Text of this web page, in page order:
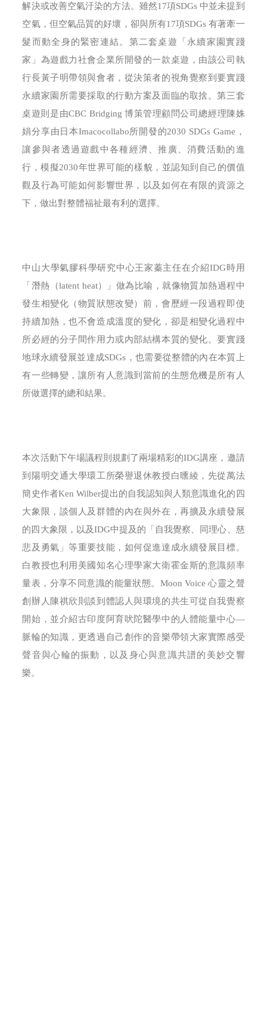
解決或改善空氣汙染的方法。雖然17項SDGs 中並未提到
空氣，但空氣品質的好壞，卻與所有17項SDGs 有著牽一
髮而動全身的緊密連結。第二套桌遊「永續家園實踐
家」為遊戲力社會企業所開發的一款桌遊，由該公司執
行長黃子明帶領與會者，從決策者的視角覺察到要實踐
永續家園所需要採取的行動方案及面臨的取捨。第三套
桌遊則是由CBC Bridging 博策管理顧問公司總經理陳姝
娟分享由日本Imacocollabo所開發的2030 SDGs Game，
讓參與者透過遊戲中各種經濟、推廣、消費活動的進
行，模擬2030年世界可能的樣貌，並認知到自己的價值
觀及行為可能如何影響世界，以及如何在有限的資源之
下，做出對整體福祉最有利的選擇。
中山大學氣膠科學研究中心王家蓁主任在介紹IDG時用
「潛熱（latent heat）」做為比喻，就像物質加熱過程中
發生相變化（物質狀態改變）前，會歷經一段過程即使
持續加熱，也不會造成溫度的變化，卻是相變化過程中
所必經的分子間作用力或內部結構本質的變化。要實踐
地球永續發展並達成SDGs，也需要從整體的內在本質上
有一些轉變，讓所有人意識到當前的生態危機是所有人
所做選擇的總和結果。
本次活動下午場議程則規劃了兩場精彩的IDG講座，邀請
到陽明交通大學環工所榮譽退休教授白曛綾，先從萬法
簡史作者Ken Wilber提出的自我認知與人類意識進化的四
大象限，談個人及群體的內在與外在，再擴及永續發展
的四大象限，以及IDG中提及的「自我覺察、同理心、慈
悲及勇氣」等重要技能，如何促進達成永續發展目標。
白教授也利用美國知名心理學家大衛霍金斯的意識頻率
量表，分享不同意識的能量狀態。Moon Voice 心靈之聲
創辦人陳祺欣則談到體認人與環境的共生可從自我覺察
開始，並介紹古印度阿育吠陀醫學中的人體能量中心—
脈輪的知識，更透過自己創作的音樂帶領大家實際感受
聲音與心輪的振動，以及身心與意識共譜的美妙交響
樂。